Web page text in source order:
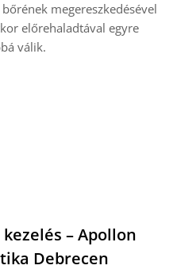
megereszkedésével
előrehaladtával egyre
válik.
– Apollon
Debrecen